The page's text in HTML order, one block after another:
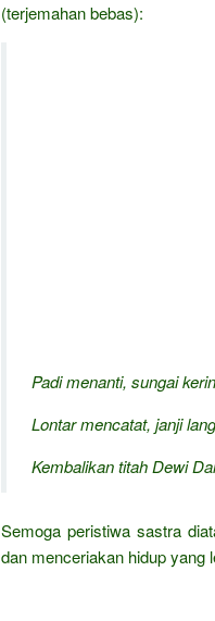
(terjemahan bebas):
Padi menanti, sungai
Lontar mencatat, janji
Kembalikan titah Dewi
Semoga peristiwa sastra
dan menceriakan hidup yang